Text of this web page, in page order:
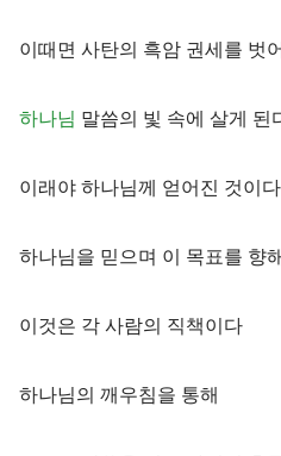
이때면 사탄의 흑암 권세를 벗
하나님 말씀의 빛 속에 살게 된
이래야 하나님께 얻어진 것이다
하나님을 믿으며 이 목표를 향
이것은 각 사람의 직책이다
하나님의 깨우침을 통해